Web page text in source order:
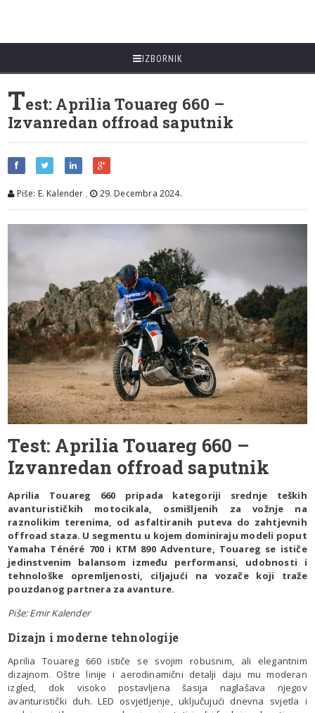
IZBORNIK
Test: Aprilia Touareg 660 –
Izvanredan offroad saputnik
Piše: E. Kalender , 29. Decembra 2024.
Test: Aprilia Touareg 660 –
Izvanredan offroad saputnik
Aprilia Touareg 660 pripada kategoriji srednje teških
avanturističkih motocikala, osmišljenih za vožnje na
raznolikim terenima, od asfaltiranih puteva do zahtjevnih
offroad staza. U segmentu u kojem dominiraju modeli poput
Yamaha Ténéré 700 i KTM 890 Adventure, Touareg se ističe
jedinstvenim balansom između performansi, udobnosti i
tehnološke opremljenosti, ciljajući na vozače koji traže
pouzdanog partnera za avanture.
Piše: Emir Kalender
Dizajn i moderne tehnologije
Aprilia Touareg 660 ističe se svojim robusnim, ali elegantnim
dizajnom. Oštre linije i aerodinamični detalji daju mu moderan
izgled, dok visoko postavljena šasija naglašava njegov
avanturistički duh. LED osvjetljenje, uključujući dnevna svjetla i